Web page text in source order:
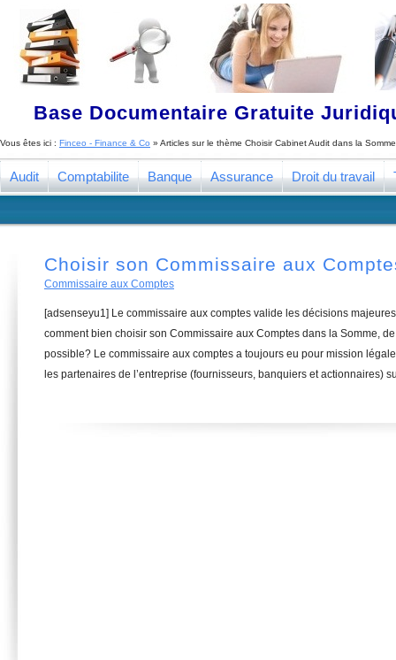
Base Documentaire Gratuite
Vous êtes ici : Finceo - Finance & Co » Articles sur le thème Choisir Cabinet Audit dans la Somme
Audit Comptabilite Banque Assurance Droit du travail
Choisir son Commissaire aux
Commissaire aux Comptes
[adsenseyu1] Le commissaire aux comptes valide les décisions
comment bien choisir son Commissaire aux Comptes dans la Somme,
possible? Le commissaire aux comptes a toujours eu pour mission
les partenaires de l’entreprise (fournisseurs, banquiers et actionnaires)